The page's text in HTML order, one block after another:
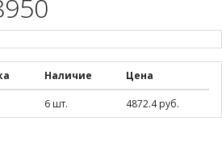
Наличие Цена
6 шт. 4872.4 руб.